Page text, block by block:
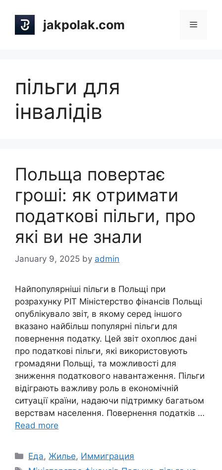
content
jakpolak.com Menu
пільги для
інвалідів
Польща повертає
гроші: як отримати
податкові пільги, про
які ви не знали
January 9, 2025 by admin
Найпопулярніші пільги в Польщі при
розрахунку PIT Міністерство фінансів Польщі
опублікувало звіт, в якому серед іншого
вказано найбільш популярні пільги для
повернення податку. Цей звіт охоплює дані
про податкові пільги, які використовують
громадяни Польщі, та можливості для
зниження податкового навантаження. Пільги
відіграють важливу роль в економічній
ситуації країни, надаючи підтримку багатьом
верствам населення. Повернення податків …
Read more
Categories
Еда, Жилье, Иммиграция